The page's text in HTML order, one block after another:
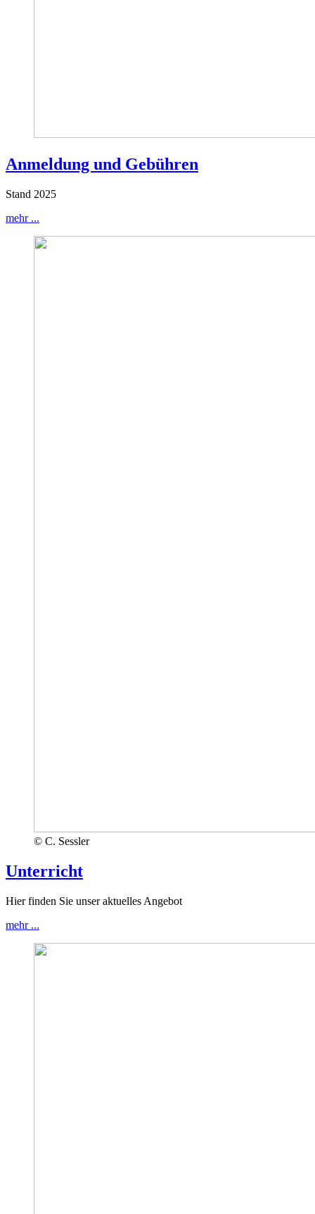
Anmeldung und Gebühren
Stand 2025
mehr ...
© C. Sessler
Unterricht
Hier finden Sie unser aktuelles Angebot
mehr ...